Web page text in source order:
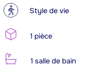
? Style de vie
1 pièce
1 salle de bain